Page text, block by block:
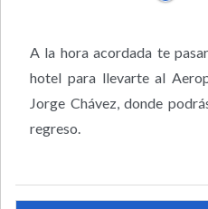
A la hora acordada te
hotel para llevarte al
Jorge Chávez, donde
regreso.